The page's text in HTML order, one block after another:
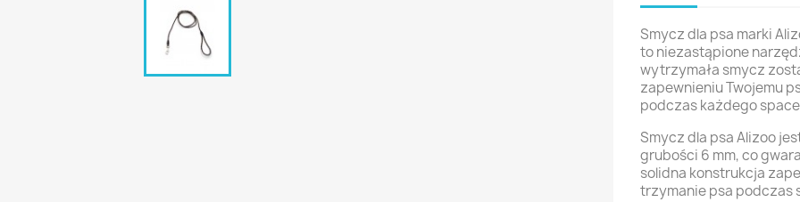
Smycz dla psa marki
to niezastąpione
wytrzymała smycz
zapewnieniu Twojemu
podczas każdego
Smycz dla psa Alizoo
grubości 6 mm, co
solidna konstrukcja
trzymanie psa podczas